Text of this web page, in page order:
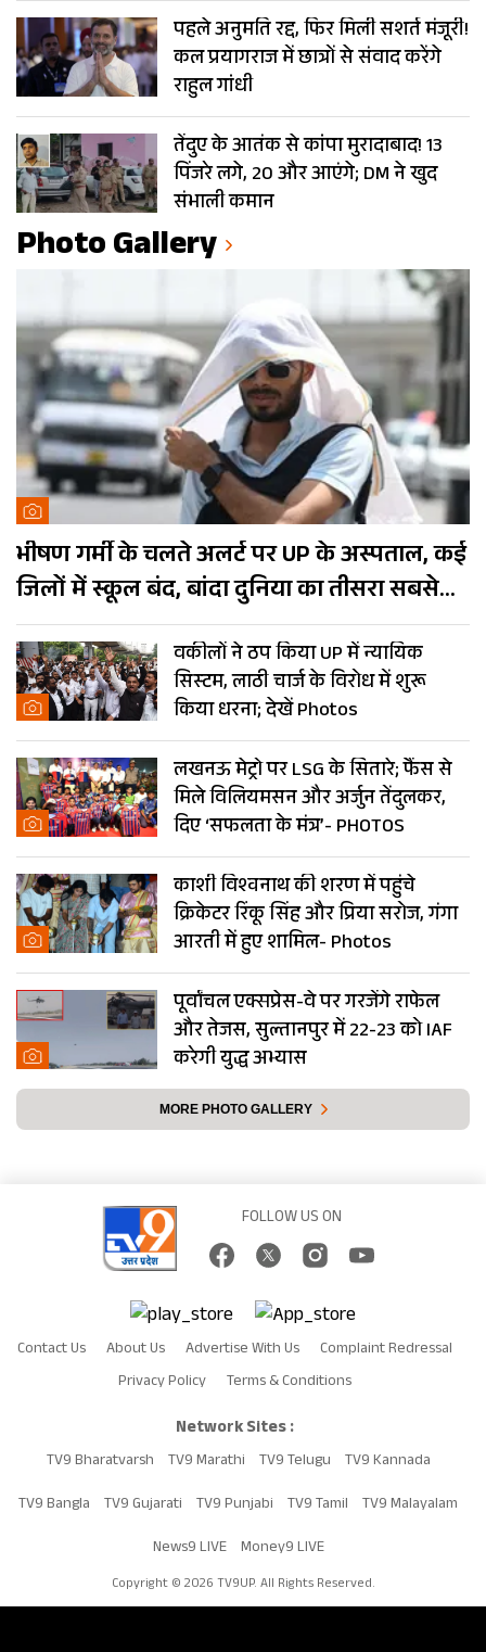
पहले अनुमति रद्द, फिर मिली सशर्त मंजूरी!
कल प्रयागराज में छात्रों से संवाद करेंगे
राहुल गांधी
तेंदुए के आतंक से कांपा मुरादाबाद! 13
पिंजरे लगे, 20 और आएंगे; DM ने खुद
संभाली कमान
Photo Gallery
भीषण गर्मी के चलते अलर्ट पर UP के अस्पताल, कई
जिलों में स्कूल बंद, बांदा दुनिया का तीसरा सबसे
गर्म शहर
वकीलों ने ठप किया UP में न्यायिक
सिस्टम, लाठी चार्ज के विरोध में शुरू
किया धरना; देखें Photos
लखनऊ मेट्रो पर LSG के सितारे; फैंस से
मिले विलियमसन और अर्जुन तेंदुलकर,
दिए ‘सफलता के मंत्र’- PHOTOS
काशी विश्वनाथ की शरण में पहुंचे
क्रिकेटर रिंकू सिंह और प्रिया सरोज, गंगा
आरती में हुए शामिल- Photos
पूर्वांचल एक्सप्रेस-वे पर गरजेंगे राफेल
और तेजस, सुल्तानपुर में 22-23 को IAF
करेगी युद्ध अभ्यास
MORE PHOTO GALLERY
FOLLOW US ON
Contact Us About Us Advertise With Us
Complaint Redressal
Privacy Policy
Terms & Conditions
Network Sites :
TV9 Bharatvarsh TV9 Marathi TV9 Telugu TV9 Kannada
TV9 Bangla TV9 Gujarati TV9 Punjabi TV9 Tamil TV9 Malayalam
News9 LIVE Money9 LIVE
Copyright © 2026 TV9UP. All Rights Reserved.